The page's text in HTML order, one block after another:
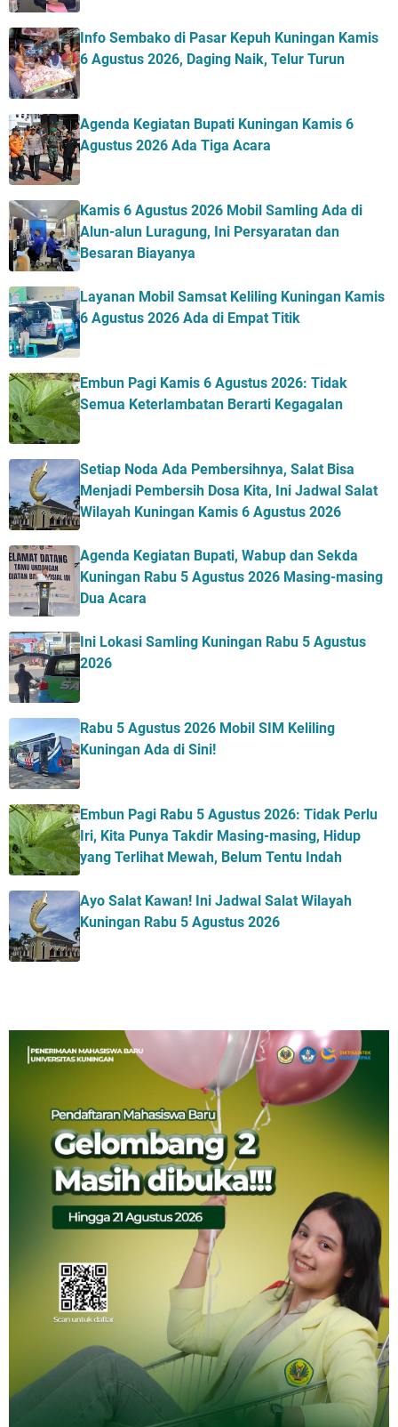
Info Sembako di Pasar Kepuh Kuningan Kamis
6 Agustus 2026, Daging Naik, Telur Turun
Agenda Kegiatan Bupati Kuningan Kamis 6
Agustus 2026 Ada Tiga Acara
Kamis 6 Agustus 2026 Mobil Samling Ada di
Alun-alun Luragung, Ini Persyaratan dan
Besaran Biayanya
Layanan Mobil Samsat Keliling Kuningan Kamis
6 Agustus 2026 Ada di Empat Titik
Embun Pagi Kamis 6 Agustus 2026: Tidak
Semua Keterlambatan Berarti Kegagalan
Setiap Noda Ada Pembersihnya, Salat Bisa
Menjadi Pembersih Dosa Kita, Ini Jadwal Salat
Wilayah Kuningan Kamis 6 Agustus 2026
Agenda Kegiatan Bupati, Wabup dan Sekda
Kuningan Rabu 5 Agustus 2026 Masing-masing
Dua Acara
Ini Lokasi Samling Kuningan Rabu 5 Agustus
2026
Rabu 5 Agustus 2026 Mobil SIM Keliling
Kuningan Ada di Sini!
Embun Pagi Rabu 5 Agustus 2026: Tidak Perlu
Iri, Kita Punya Takdir Masing-masing, Hidup
yang Terlihat Mewah, Belum Tentu Indah
Ayo Salat Kawan! Ini Jadwal Salat Wilayah
Kuningan Rabu 5 Agustus 2026